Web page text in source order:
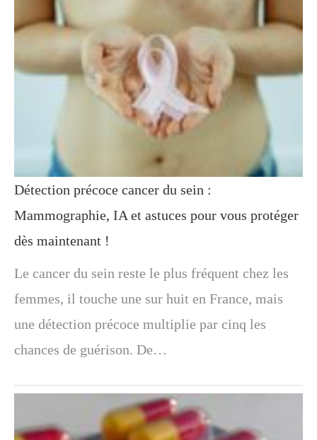
Détection précoce cancer du sein :
Mammographie, IA et astuces pour vous protéger
dès maintenant !
Le cancer du sein reste le plus fréquent chez les
femmes, il touche une sur huit en France, mais
une détection précoce multiplie par cinq les
chances de guérison. De…